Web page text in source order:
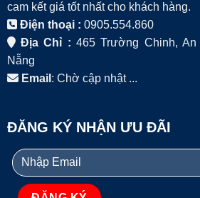
cam kết giá tốt nhất cho khách hàng.
Điện thoại : 0905.554.860
Địa Chỉ : 465 Trường Chinh,
Nẵng
Email : Chờ cập nhật ...
ĐĂNG KÝ NHẬN ƯU ĐÃI